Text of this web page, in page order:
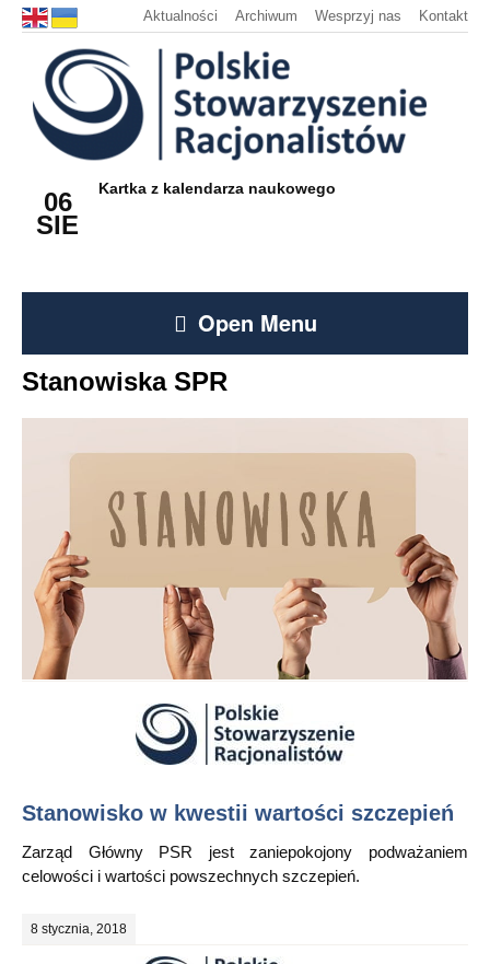
Aktualności Archiwum Wesprzyj nas Kontakt
06
SIE
Kartka z kalendarza naukowego
Open Menu
Stanowiska SPR
Stanowisko w kwestii wartości szczepień
Zarząd Główny PSR jest zaniepokojony podważaniem
celowości i wartości powszechnych szczepień.
8 stycznia, 2018